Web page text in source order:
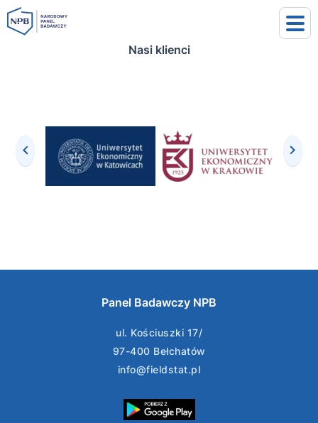
Nasi klienci
Panel Badawczy NPB
ul. Kościuszki 17/
97-400 Bełchatów
info@fieldstat.pl